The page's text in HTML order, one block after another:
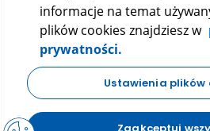
LUX MED Sp. z o.o.
ul. Szturmowa 2, 02-678 Warszawa
KRS: 0000265353
NIP: 5272523080
REGON: 140723603
Polityka prywatności | Regulamin
informacje na temat
plików cookies znajdziesz w
prywatności.
Ustawienia plików